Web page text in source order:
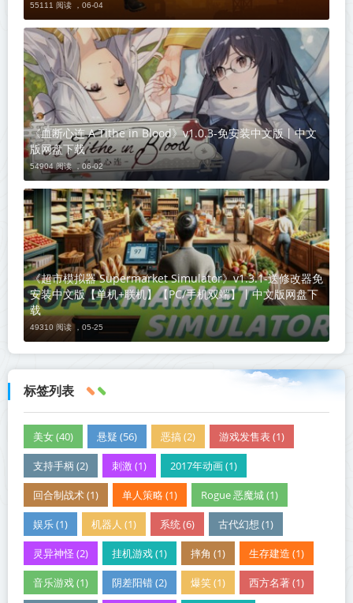
55111 阅读 ， 06-04
《血断心连 A Tithe in Blood》v1.0.3-免安装中文版丨中文
版网盘下载
54904 阅读 ， 06-02
《超市模拟器 Supermarket Simulator》v1.3.1-送修改器免
安装中文版【单机+联机】【PC/手机双端】丨中文版网盘下
载
49310 阅读 ， 05-25
标签列表
美女 (40) 悬疑 (56) 恶搞 (2) 游戏发售表 (1)
支持手柄 (2) 刺激 (1) 2017年动画 (1)
回合制战术 (1) 单人策略 (1) Rogue 恶魔城 (1)
娱乐 (1) 机器人 (1) 系统 (6) 古代幻想 (1)
灵异神怪 (2) 挂机游戏 (1) 摔角 (1) 生存建造 (1)
音乐游戏 (1) 阴差阳错 (2) 爆笑 (1) 西方名著 (1)